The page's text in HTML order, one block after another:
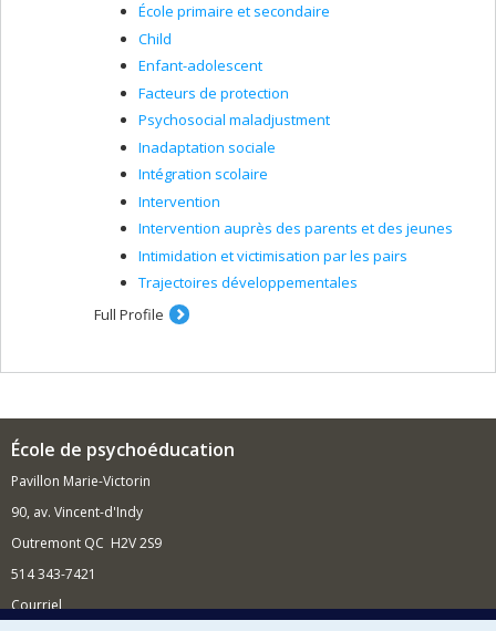
École primaire et secondaire
Child
Enfant-adolescent
Facteurs de protection
Psychosocial maladjustment
Inadaptation sociale
Intégration scolaire
Intervention
Intervention auprès des parents et des jeunes
Intimidation et victimisation par les pairs
Trajectoires développementales
Full Profile
École de psychoéducation
Pavillon Marie-Victorin
90, av. Vincent-d'Indy
Outremont QC H2V 2S9
514 343-7421
Courriel